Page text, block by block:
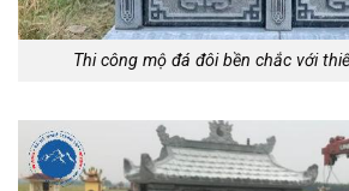
Thi công mộ đá đôi bền chắc với